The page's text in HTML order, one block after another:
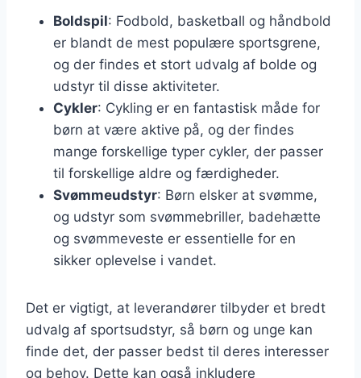
Boldspil: Fodbold, basketball og håndbold
er blandt de mest populære sportsgrene,
og der findes et stort udvalg af bolde og
udstyr til disse aktiviteter.
Cykler: Cykling er en fantastisk måde for
børn at være aktive på, og der findes
mange forskellige typer cykler, der passer
til forskellige aldre og færdigheder.
Svømmeudstyr: Børn elsker at svømme,
og udstyr som svømmebriller, badehætte
og svømmeveste er essentielle for en
sikker oplevelse i vandet.
Det er vigtigt, at leverandører tilbyder et bredt
udvalg af sportsudstyr, så børn og unge kan
finde det, der passer bedst til deres interesser
og behov. Dette kan også inkludere